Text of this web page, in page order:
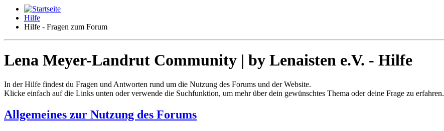
Hilfe
Hilfe - Fragen zum Forum
Lena Meyer-Landrut Community | by Lenaisten e.V. - Hilfe
In der Hilfe findest du Fragen und Antworten rund um die Nutzung des Forums und der Website.
Klicke einfach auf die Links unten oder verwende die Suchfunktion, um mehr über dein gewünschtes Thema oder deine Frage zu erfahren.
Allgemeines zur Nutzung des Forums